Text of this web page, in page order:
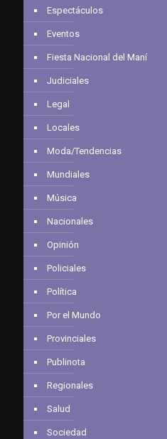
Espectáculos
Eventos
Fiesta Nacional del Maní
Judiciales
Legal
Locales
Moda/Tendencias
Mundiales
Música
Nacionales
Opinión
Policiales
Política
Por el Mundo
Provinciales
Publinota
Regionales
Salud
Sociedad